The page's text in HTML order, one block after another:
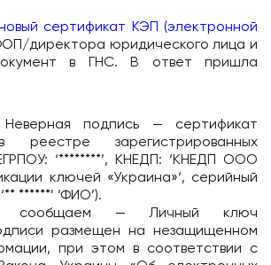
сертификат КЭП (электронной
директора юридического лица и
в ГНС. В ответ пришла
подпись — сертификат
реестре зарегистрированных
‘********’, КНЕДП: ‘КНЕДП ООО
ключей «Украина»‘, серийный
******’ ‘ФИО’).
сообщаем — Личный ключ
размещен на незащищенном
при этом в соответствии с